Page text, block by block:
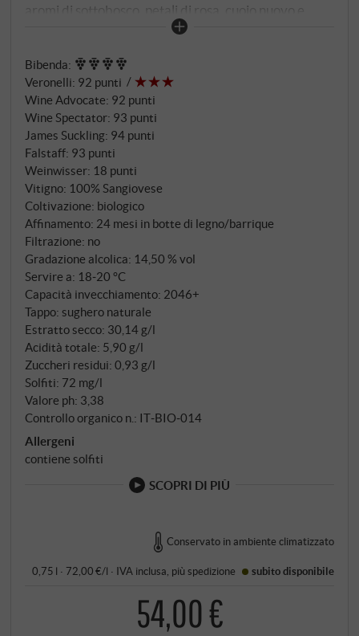
aromi di sottobosco, petali di rosa, cuoio nuovo e
menta selvatica. Al palato è piacevole per
sostenuto da un'acidità da Sangiovese ben presente e
raffinata. Aromi di bacche scure, lungo, profondo e
con un finale leggermente minerale. SUPERIORE.DE
Bibenda:
Veronelli: 92 punti
Wine Advocate: 92 punti
Wine Spectator: 93 punti
James Suckling: 94 punti
Falstaff: 93 punti
Weinwisser: 18 punti
Vitigno: 100% Sangiovese
Coltivazione: biologico
Affinamento: 24 mesi in botte di legno/barrique
Filtrazione: no
Gradazione alcolica: 14,50 % vol
Servire a: 18‑20 °C
Capacità invecchiamento: 2046+
Tappo: sughero naturale
Estratto secco: 30,14 g/l
Acidità totale: 5,90 g/l
Zuccheri residui: 0,93 g/l
Solfiti: 72 mg/l
Valore ph: 3,38
Controllo organico n.: IT‑BIO‑014
Allergeni
contiene solfiti
SCOPRI DI PIÙ
Conservato in ambiente climatizzato
0,75 l · 72,00 €/l · IVA inclusa , piùspedizione subito disponibile
54,00 €